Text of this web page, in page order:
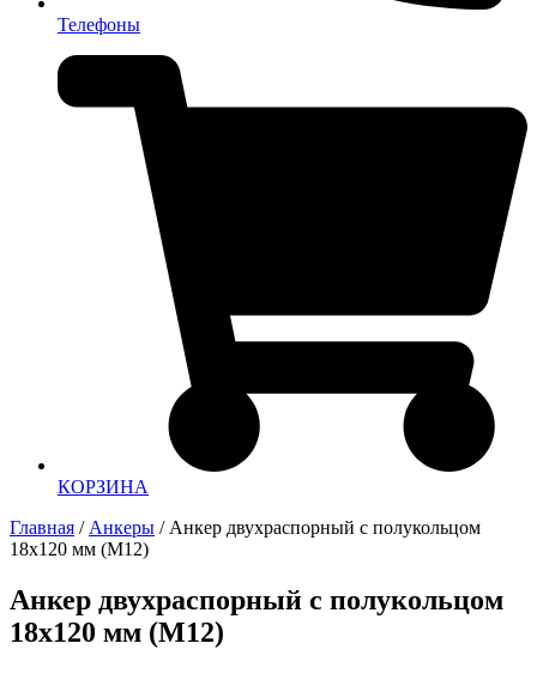
Телефоны
КОРЗИНА
Главная / Анкеры / Анкер двухраспорный с полукольцом
18х120 мм (М12)
Анкер двухраспорный с полукольцом
18х120 мм (М12)